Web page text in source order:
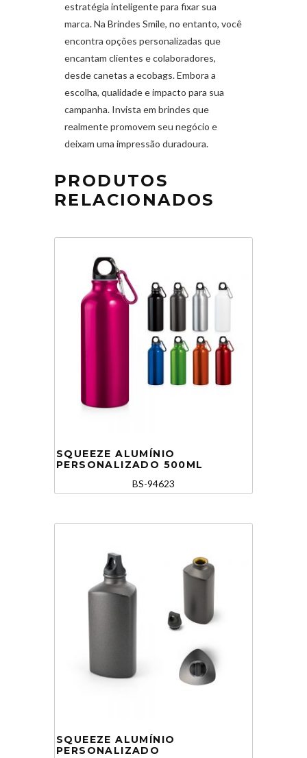
estratégia inteligente para fixar sua
marca. Na Brindes Smile, no entanto, você
encontra opções personalizadas que
encantam clientes e colaboradores,
desde canetas a ecobags. Embora a
escolha, qualidade e impacto para sua
campanha. Invista em brindes que
realmente promovem seu negócio e
deixam uma impressão duradoura.
PRODUTOS
RELACIONADOS
SQUEEZE ALUMÍNIO
PERSONALIZADO 500ML
BS-94623
SQUEEZE ALUMÍNIO
PERSONALIZADO